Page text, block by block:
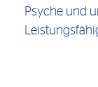
Psyche und